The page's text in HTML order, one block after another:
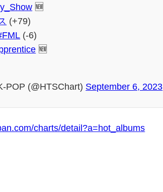
🆕
(+79)
(-6)
🆕
POP (@HTSChart) September 6, 2023
charts/detail?a=hot_albums